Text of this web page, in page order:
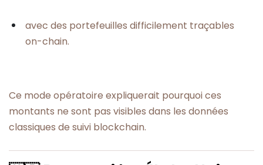
avec des portefeuilles difficilement traçables
on-chain.
Ce mode opératoire expliquerait pourquoi ces
montants ne sont pas visibles dans les données
classiques de suivi blockchain.